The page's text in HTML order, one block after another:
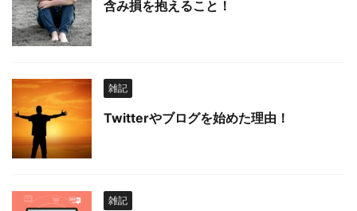
含み損を抱えること！
雑記
Twitterやブログを始めた理由！
雑記